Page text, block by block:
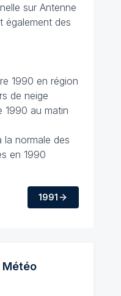
sur Antenne
également des
1990 en région
de neige
1990 au matin
la normale des
en 1990
1991